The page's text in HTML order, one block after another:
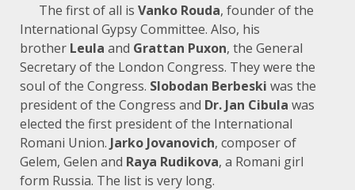
The first of all is Vanko Rouda, founder of the
International Gypsy Committee. Also, his
brother Leula and Grattan Puxon, the General
Secretary of the London Congress. They were the
soul of the Congress. Slobodan Berbeski was the
president of the Congress and Dr. Jan Cibula was
elected the first president of the International
Romani Union. Jarko Jovanovich, composer of
Gelem, Gelen and Raya Rudikova, a Romani girl
form Russia. The list is very long.